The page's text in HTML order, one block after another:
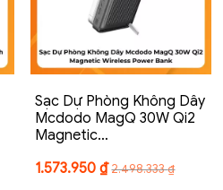
Sạc Dự Phòng Không Dây
Mcdodo MagQ 30W Qi2
Magnetic…
1.573.950₫2.498.333₫